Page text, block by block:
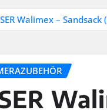
Walimex – Sandsack